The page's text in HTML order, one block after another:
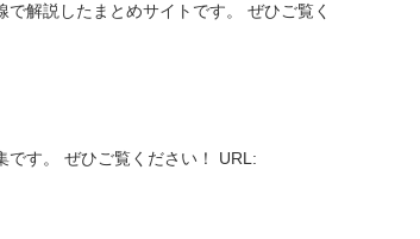
解説したまとめサイトです。 ぜひご覧く
です。 ぜひご覧ください！ URL: